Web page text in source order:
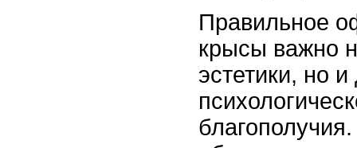
Правильное
крысы важно
эстетики, но